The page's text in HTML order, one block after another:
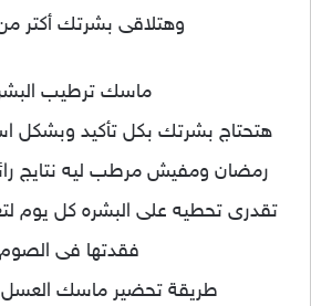
وهتلاقى بشرتك أكتر
ماسك ترطيب
هتحتاج بشرتك بكل تأكيد وبشكل
رمضان ومفيش مرطب ليه نتايج
تقدرى تحطيه على البشره كل يوم
فقدتها فى
طريقة تحضير ماسك العسل